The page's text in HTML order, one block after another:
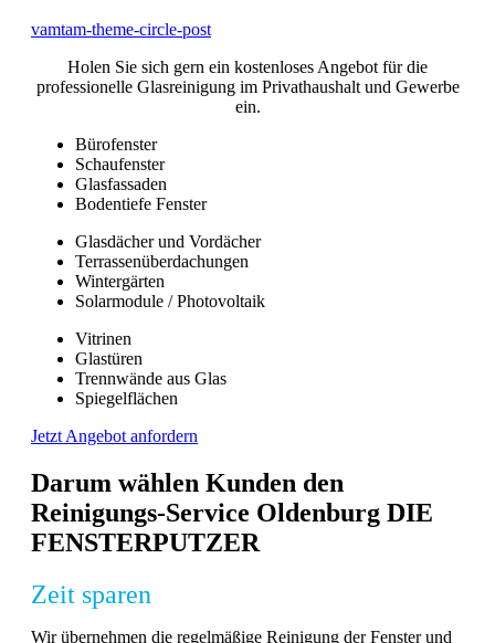
vamtam-theme-circle-post
Holen Sie sich gern ein kostenloses Angebot für die
professionelle Glasreinigung im Privathaushalt und Gewerbe
ein.
Bürofenster
Schaufenster
Glasfassaden
Bodentiefe Fenster
Glasdächer und Vordächer
Terrassenüberdachungen
Wintergärten
Solarmodule / Photovoltaik
Vitrinen
Glastüren
Trennwände aus Glas
Spiegelflächen
Jetzt Angebot anfordern
Darum wählen Kunden den
Reinigungs-Service Oldenburg DIE
FENSTERPUTZER
Zeit sparen
Wir übernehmen die regelmäßige Reinigung der Fenster und